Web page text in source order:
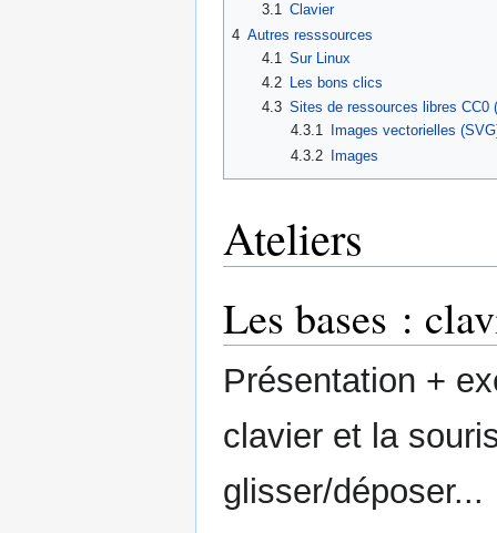
3.1 Clavier
4 Autres resssources
4.1 Sur Linux
4.2
Les bons clics
4.3 Sites de ressources libres CC0
4.3.1
Images vectorielles
4.3.2 Images
Ateliers
Les bases :
Présentation +
clavier et la
glisser/déposer...